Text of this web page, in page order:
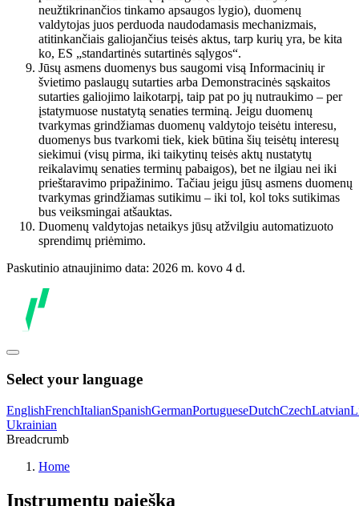
neužtikrinančios tinkamo apsaugos lygio), duomenų
valdytojas juos perduoda naudodamasis mechanizmais,
atitinkančiais galiojančius teisės aktus, tarp kurių yra, be kita
ko, ES „standartinės sutartinės sąlygos“.
Jūsų asmens duomenys bus saugomi visą Informacinių ir
švietimo paslaugų sutarties arba Demonstracinės sąskaitos
sutarties galiojimo laikotarpį, taip pat po jų nutraukimo – per
įstatymuose nustatytą senaties terminą. Jeigu duomenų
tvarkymas grindžiamas duomenų valdytojo teisėtu interesu,
duomenys bus tvarkomi tiek, kiek būtina šių teisėtų interesų
siekimui (visų pirma, iki taikytinų teisės aktų nustatytų
reikalavimų senaties terminų pabaigos), bet ne ilgiau nei iki
prieštaravimo pripažinimo. Tačiau jeigu jūsų asmens duomenų
tvarkymas grindžiamas sutikimu – iki tol, kol toks sutikimas
bus veiksmingai atšauktas.
Duomenų valdytojas netaikys jūsų atžvilgiu automatizuoto
sprendimų priėmimo.
Paskutinio atnaujinimo data: 2026 m. kovo 4 d.
Select your language
EnglishFrenchItalianSpanishGermanPortugueseDutchCzechLatvian
Ukrainian
Breadcrumb
Home
Instrumentų paieška